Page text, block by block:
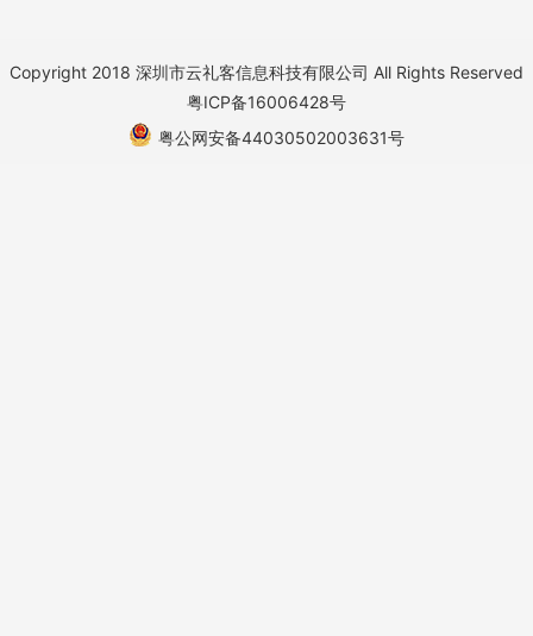
Copyright 2018 深圳市云礼客信息科技有限公司 All Rights Reserved
粤ICP备16006428号
粤公网安备44030502003631号